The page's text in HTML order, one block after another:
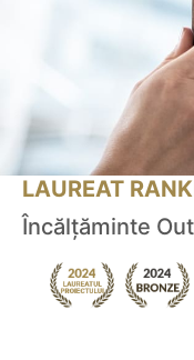
LAUREAT
Încălțăminte